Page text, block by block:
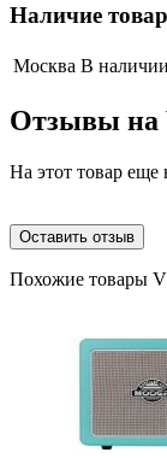
Наличие
Москва В
Отзывы на
На этот товар еще
Оставить отзыв
Похожие товары